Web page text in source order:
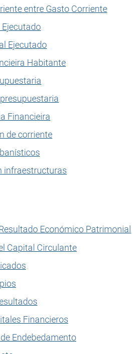
entre Gasto Corriente
Ejecutado
Habitante
Financieira
de corriente
infraestructuras
Económico Patrimonial
Capital Circulante
Financieros
Endebedamento